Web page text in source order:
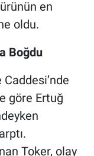
en
oldu.
Boğdu
göre Ertuğ
Toker, olay